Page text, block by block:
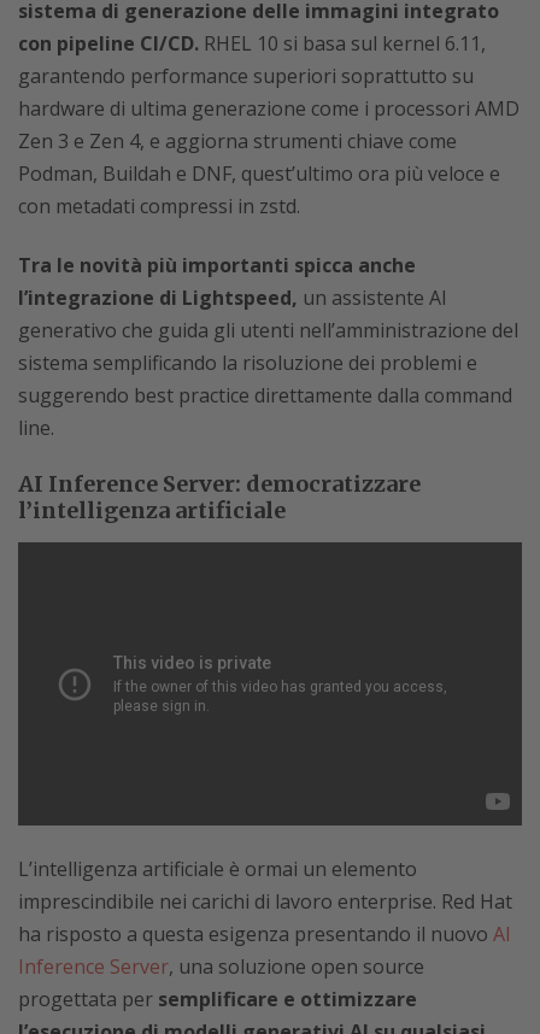
sistema di generazione delle immagini integrato
con pipeline CI/CD. RHEL 10 si basa sul kernel 6.11,
garantendo performance superiori soprattutto su
hardware di ultima generazione come i processori AMD
Zen 3 e Zen 4, e aggiorna strumenti chiave come
Podman, Buildah e DNF, quest’ultimo ora più veloce e
con metadati compressi in zstd.
Tra le novità più importanti spicca anche
l’integrazione di Lightspeed, un assistente AI
generativo che guida gli utenti nell’amministrazione del
sistema semplificando la risoluzione dei problemi e
suggerendo best practice direttamente dalla command
line.
AI Inference Server: democratizzare
l’intelligenza artificiale
L’intelligenza artificiale è ormai un elemento
imprescindibile nei carichi di lavoro enterprise. Red Hat
ha risposto a questa esigenza presentando il nuovo AI
Inference Server, una soluzione open source
progettata per semplificare e ottimizzare